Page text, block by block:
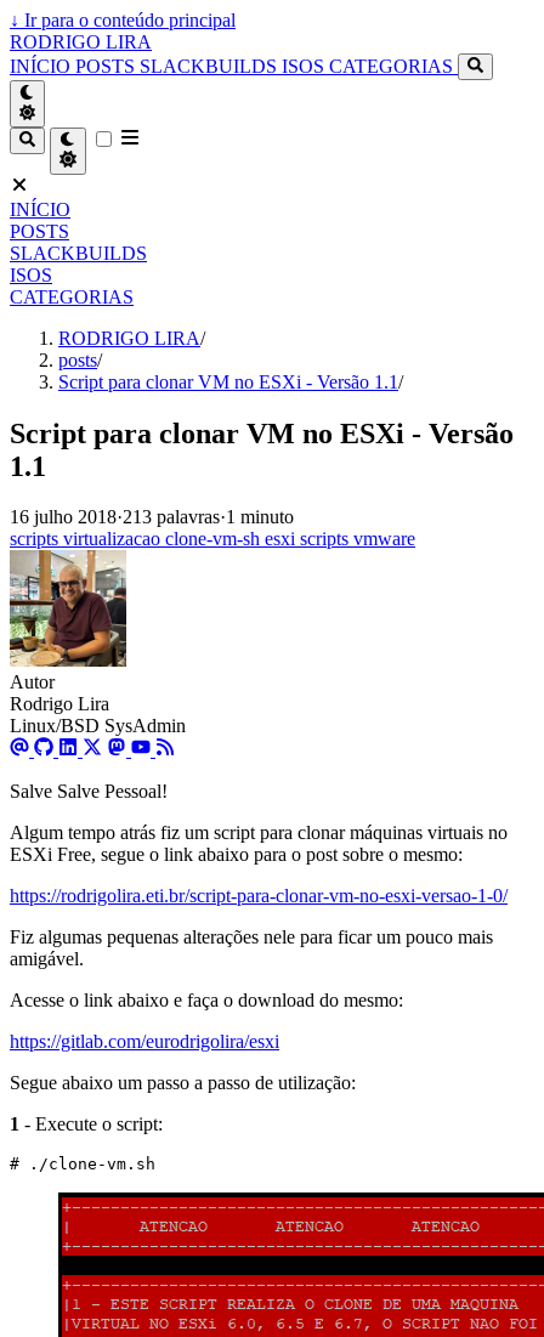
↓ Ir para o conteúdo principal
RODRIGO LIRA
INÍCIO POSTS SLACKBUILDS ISOS CATEGORIAS
INÍCIO
POSTS
SLACKBUILDS
ISOS
CATEGORIAS
RODRIGO LIRA/
posts/
Script para clonar VM no ESXi - Versão 1.1/
Script para clonar VM no ESXi - Versão
1.1
16 julho 2018·213 palavras·1 minuto
scripts virtualizacao clone-vm-sh esxi scripts vmware
Autor
Rodrigo Lira
Linux/BSD SysAdmin
Salve Salve Pessoal!
Algum tempo atrás fiz um script para clonar máquinas virtuais no
ESXi Free, segue o link abaixo para o post sobre o mesmo:
https://rodrigolira.eti.br/script-para-clonar-vm-no-esxi-versao-1-0/
Fiz algumas pequenas alterações nele para ficar um pouco mais
amigável.
Acesse o link abaixo e faça o download do mesmo:
https://gitlab.com/eurodrigolira/esxi
Segue abaixo um passo a passo de utilização:
1 - Execute o script:
# ./clone-vm.sh